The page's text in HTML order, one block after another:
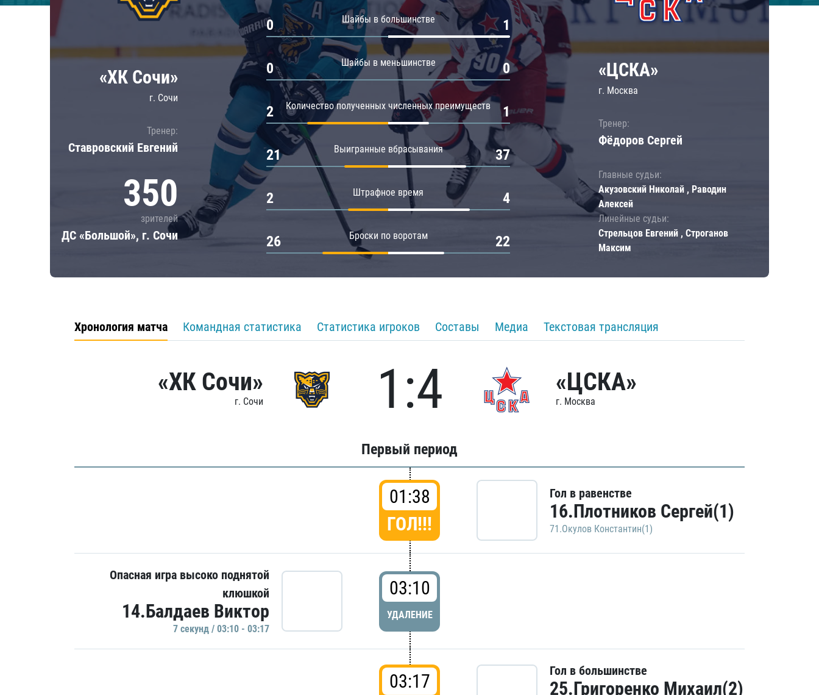
Локомотив
ЦСКА
Шанхайские Драконы
Амур
Барыс
Салават Юлаев
«ХК Сочи»
г. Сочи
Тренер:
Ставровский Евгений
350
зрителей
ДС «Большой», г. Сочи
Шайбы в большинстве
0 1
Шайбы в меньшинстве
0 0
Количество полученных численных преимуществ
2 1
Выигранные вбрасывания
21 37
Штрафное время
2 4
Броски по воротам
26 22
«ЦСКА»
г. Москва
Тренер:
Фёдоров Сергей
Главные судьи:
Акузовский Николай , Раводин
Алексей
Линейные судьи:
Стрельцов Евгений , Строганов
Максим
Хронология матча Командная статистика Статистика игроков Составы Медиа Текстовая трансляция
«ХК Сочи»
г. Сочи 1:4 «ЦСКА»
г. Москва
Первый период
01:38
ГОЛ!!!
Гол в равенстве
16.Плотников Сергей(1)
71.Окулов Константин(1)
Опасная игра высоко поднятой
клюшкой
14.Балдаев Виктор
7 секунд / 03:10 - 03:17
03:10
УДАЛЕНИЕ
03:17
Гол в большинстве
25.Григоренко Михаил(2)